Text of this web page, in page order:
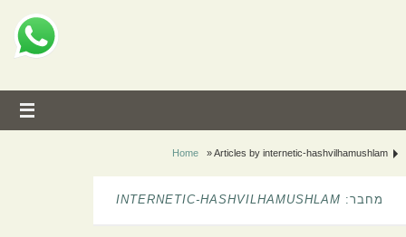
Home »Articles by internetic-hashvilhamushlam
מחבר: INTERNETIC-HASHVILHAMUSHLAM